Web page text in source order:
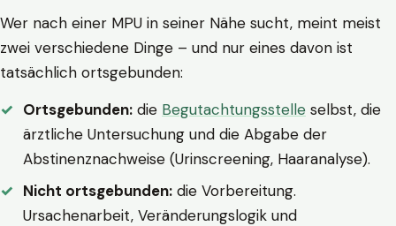
Wer nach einer MPU in seiner Nähe sucht, meint meist
zwei verschiedene Dinge – und nur eines davon ist
tatsächlich ortsgebunden:
Ortsgebunden: die Begutachtungsstelle selbst, die
ärztliche Untersuchung und die Abgabe der
Abstinenznachweise (Urinscreening, Haaranalyse).
Nicht ortsgebunden: die Vorbereitung.
Ursachenarbeit, Veränderungslogik und